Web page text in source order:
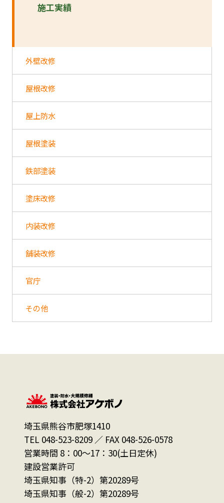
施工実績
外壁改修
屋根改修
屋上防水
屋根塗装
鉄部塗装
塗床改修
内装改修
舗装改修
官庁
その他
埼玉県熊谷市肥塚1410
TEL 048-523-8209 ／ FAX 048-526-0578
営業時間 8：00～17：30(土日定休)
建設営業許可
埼玉県知事（特-2）第20289号
埼玉県知事（般-2）第20289号